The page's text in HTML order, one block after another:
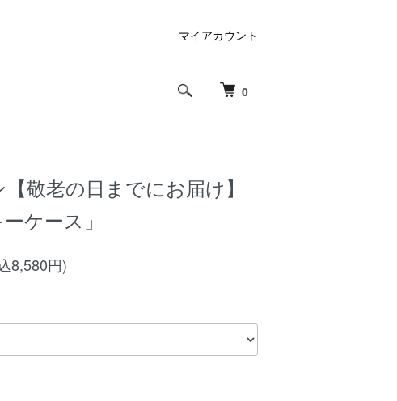
0
マイアカウント
敬老の日までにお届け】
ケース」
8,580円)